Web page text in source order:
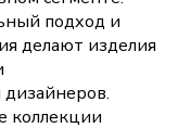
подход и
делают изделия
коллекции